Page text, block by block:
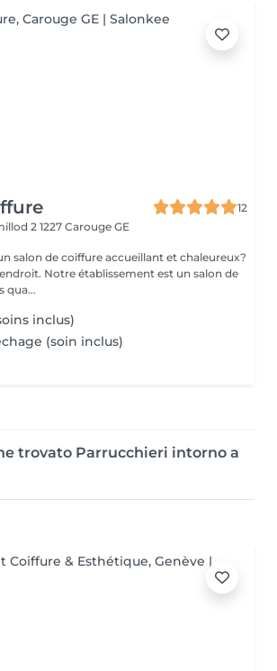
12
2 1227 Carouge GE
salon de coiffure accueillant et chaleureux?
est un salon de
qua...
inclus)
(soin inclus)
trovato Parrucchieri intorno a